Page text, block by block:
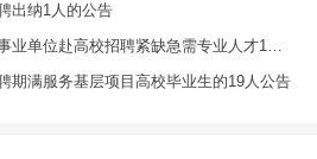
出纳1人的公告
2026福建龙岩市林业局下属事业单位赴高校招聘紧缺急需专业人才1人的公告
期满服务基层项目高校毕业生的19人公告